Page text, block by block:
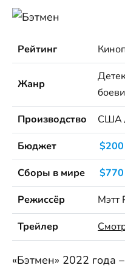
Рейтинг
Жанр
Производство
США
Бюджет
Сборы в мире
Режиссёр
Мэтт
Трейлер
«Бэтмен» 2022 года